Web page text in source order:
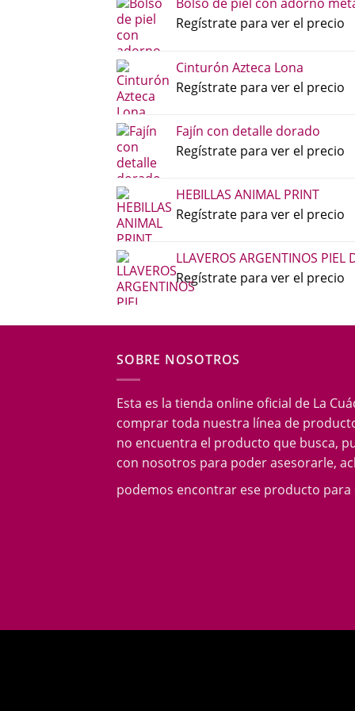
Regístrate para ver el precio
Cinturón Azteca Lona
Regístrate para ver el precio
Fajín con detalle dorado
Regístrate para ver el precio
HEBILLAS ANIMAL PRINT
Regístrate para ver el precio
LLAVEROS ARGENTINOS PIEL
Regístrate para ver el precio
SOBRE NOSOTROS
Esta es la tienda online oficial de La
comprar toda nuestra línea de
no encuentra el producto que busca,
con nosotros para poder asesorarle,
podemos encontrar ese producto para